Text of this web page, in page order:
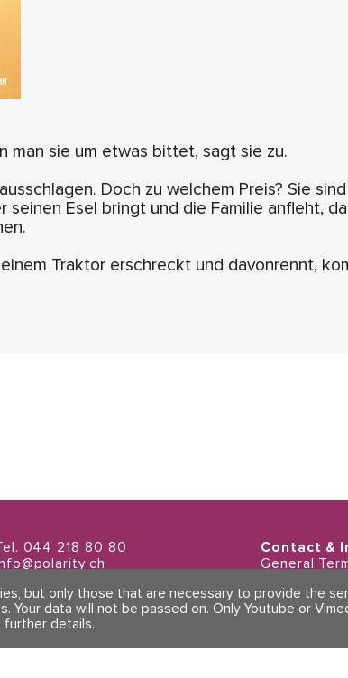
man sie um etwas bittet, sagt sie zu.
Doch zu welchem Preis? Sie
seinen Esel bringt und die Familie anfleht,
Traktor erschreckt und davonrennt,
Tel. 044 218 80 80
Contact &
General
but only those that are necessary to provide the
data will not be passed on. Only Youtube or
further details.